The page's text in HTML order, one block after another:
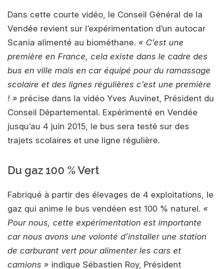
Dans cette courte vidéo, le Conseil Général de la
Vendée revient sur l’expérimentation d’un autocar
Scania alimenté au biométhane. « C’est une
première en France, cela existe dans le cadre des
bus en ville mais en car équipé pour du ramassage
scolaire et des lignes régulières c’est une première
! » précise dans la vidéo Yves Auvinet, Président du
Conseil Départemental. Expérimenté en Vendée
jusqu’au 4 juin 2015, le bus sera testé sur des
trajets scolaires et une ligne régulière.
Du gaz 100 % Vert
Fabriqué à partir des élevages de 4 exploitations, le
gaz qui anime le bus vendéen est 100 % naturel. «
Pour nous, cette expérimentation est importante
car nous avons une volonté d’installer une station
de carburant vert pour alimenter les cars et
camions » indique Sébastien Roy, Président